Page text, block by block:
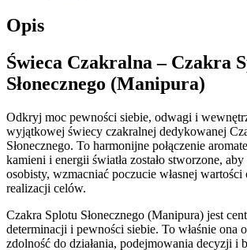
Opis
Świeca Czakralna – Czakra
Słonecznego (Manipura)
Odkryj moc pewności siebie, odwagi i
wyjątkowej świecy czakralnej dedykowanej
Słonecznego. To harmonijne połączenie
kamieni i energii światła zostało stworzone,
osobisty, wzmacniać poczucie własnej wartości
realizacji celów.
Czakra Splotu Słonecznego (Manipura) jest
determinacji i pewności siebie. To właśnie ona
zdolność do działania, podejmowania decyzji i